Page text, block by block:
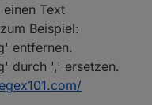
Text
Beispiel:
entfernen.
durch ',' ersetzen.